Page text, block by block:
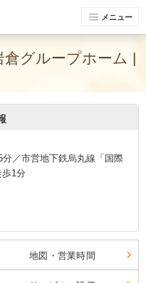
メニュー
グループホーム |
／市営地下鉄烏丸線「国際
1分
地図・営業時間